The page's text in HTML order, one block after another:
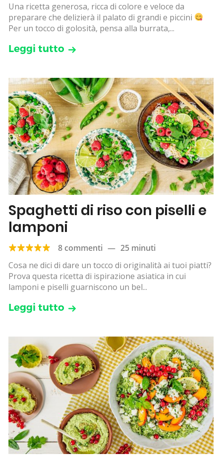
Una ricetta generosa, ricca di colore e veloce da
preparare che delizierà il palato di grandi e piccini
Per un tocco di golosità, pensa alla burrata,...
Leggi tutto
Spaghetti di riso con piselli e
lamponi
8 commenti — 25 minuti
Cosa ne dici di dare un tocco di originalità ai tuoi piatti?
Prova questa ricetta di ispirazione asiatica in cui
lamponi e piselli guarniscono un bel...
Leggi tutto